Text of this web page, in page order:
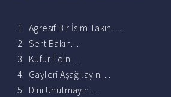
Agresif Bir İsim Takın. ...
Sert Bakın. ...
Küfür Edin. ...
Gayleri Aşağılayın. ...
Dini Unutmayın. ...